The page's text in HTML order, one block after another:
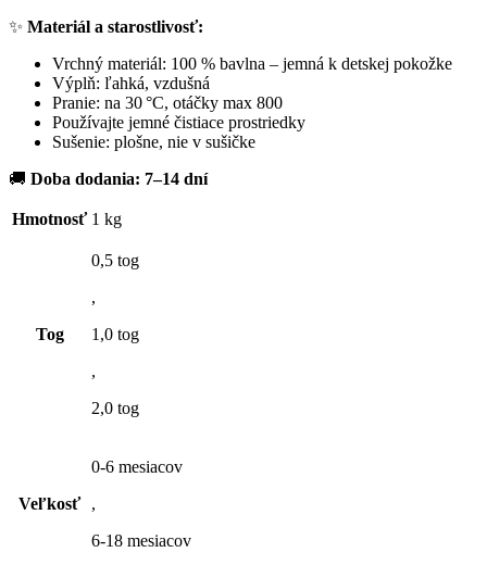
✨ Materiál a starostlivosť:
Vrchný materiál: 100 % bavlna – jemná k detskej pokožke
Výplň: ľahká, vzdušná
Pranie: na 30 °C, otáčky max 800
Používajte jemné čistiace prostriedky
Sušenie: plošne, nie v sušičke
🚚 Doba dodania: 7–14 dní
Hmotnosť 1 kg
Tog
0,5 tog
,
1,0 tog
,
2,0 tog
Veľkosť
0-6 mesiacov
,
6-18 mesiacov